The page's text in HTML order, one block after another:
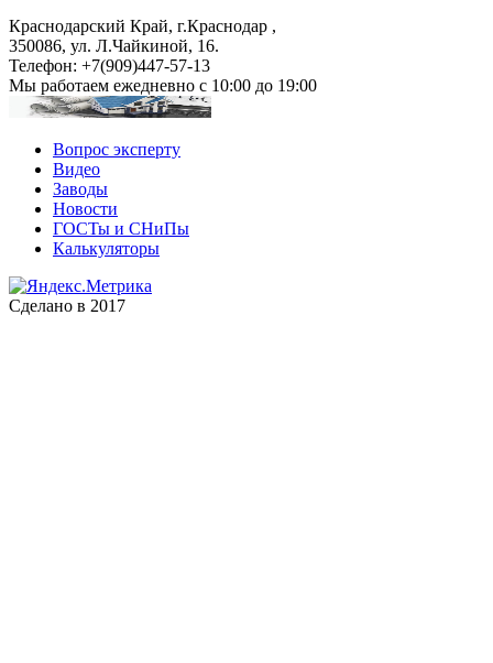
Краснодарский Край, г.Краснодар ,
350086, ул. Л.Чайкиной, 16.
Телефон: +7(909)447-57-13
Мы работаем ежедневно с 10:00 до 19:00
Вопрос эксперту
Видео
Заводы
Новости
ГОСТы и СНиПы
Калькуляторы
Сделано в 2017